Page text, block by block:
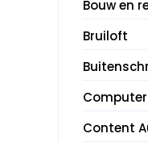
Bouw en
Bruiloft
Computer
Content